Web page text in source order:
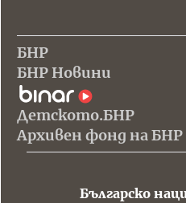
БНР
БНР Новини
Детското.БНР
Архивен фонд на БНР
Българско